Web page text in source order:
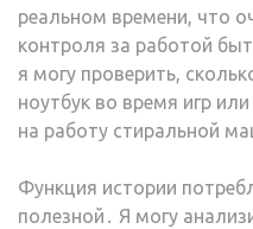
реальном времени, что
контроля за работой
я могу проверить,
ноутбук во время игр
на работу стиральной
Функция истории
полезной․ Я могу